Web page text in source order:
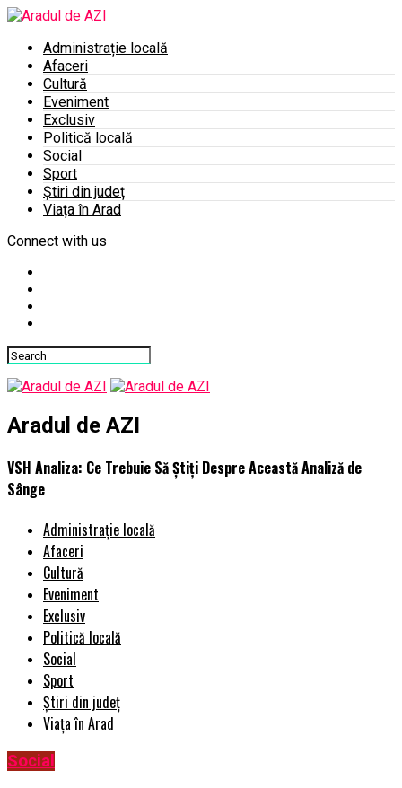
Administrație locală
Afaceri
Cultură
Eveniment
Exclusiv
Politică locală
Social
Sport
Știri din județ
Viața în Arad
Connect with us
Aradul de AZI
VSH Analiza: Ce Trebuie Să Știți Despre Această Analiză de
Sânge
Administrație locală
Afaceri
Cultură
Eveniment
Exclusiv
Politică locală
Social
Sport
Știri din județ
Viața în Arad
Social